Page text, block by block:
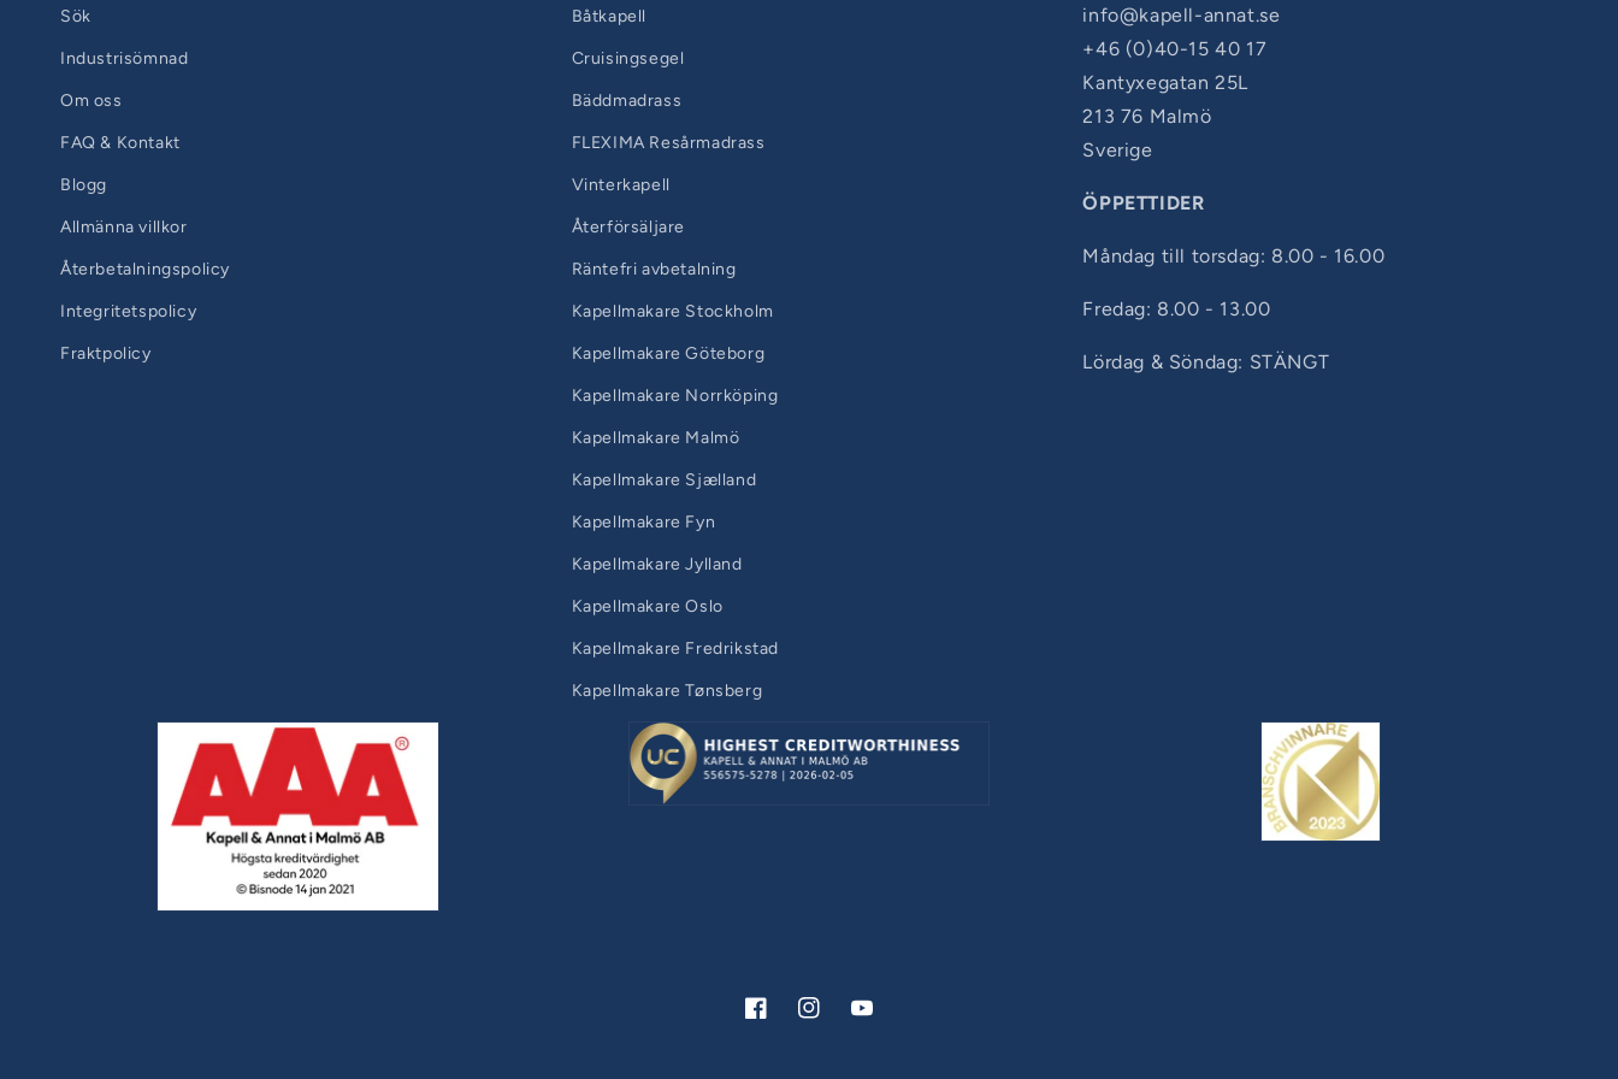
Sök
Industrisömnad
Om oss
FAQ & Kontakt
Blogg
Allmänna villkor
Återbetalningspolicy
Integritetspolicy
Fraktpolicy
Båtkapell
Cruisingsegel
Bäddmadrass
FLEXIMA Resårmadrass
Vinterkapell
Återförsäljare
Räntefri avbetalning
Kapellmakare Stockholm
Kapellmakare Göteborg
Kapellmakare Norrköping
Kapellmakare Malmö
Kapellmakare Sjælland
Kapellmakare Fyn
Kapellmakare Jylland
Kapellmakare Oslo
Kapellmakare Fredrikstad
Kapellmakare Tønsberg
info@kapell-annat.se
+46 (0)40-15 40 17
Kantyxegatan 25L
213 76 Malmö
Sverige
ÖPPETTIDER
Måndag till torsdag: 8.00 - 16.00
Fredag: 8.00 - 13.00
Lördag & Söndag: STÄNGT
FacebookInstagramYouTube